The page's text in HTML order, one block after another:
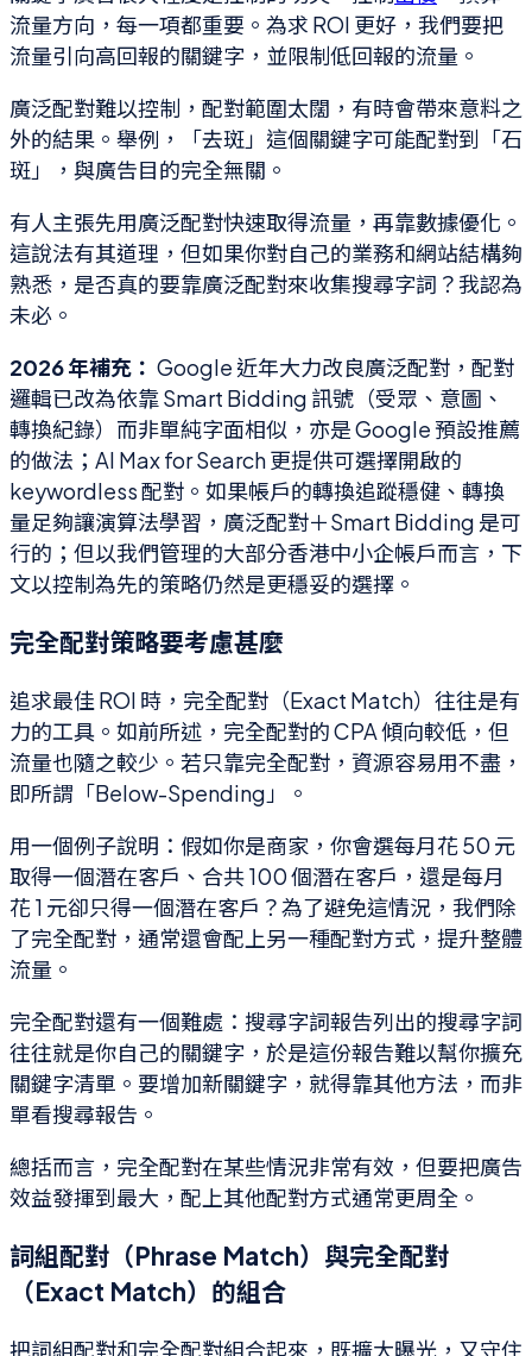
流量方向，每一項都重要。為求 ROI 更好，我們要把
流量引向高回報的關鍵字，並限制低回報的流量。
廣泛配對難以控制，配對範圍太闊，有時會帶來意料之
外的結果。舉例，「去斑」這個關鍵字可能配對到「石
斑」，與廣告目的完全無關。
有人主張先用廣泛配對快速取得流量，再靠數據優化。
這說法有其道理，但如果你對自己的業務和網站結構夠
熟悉，是否真的要靠廣泛配對來收集搜尋字詞？我認為
未必。
2026 年補充： Google 近年大力改良廣泛配對，配對
邏輯已改為依靠 Smart Bidding 訊號（受眾、意圖、
轉換紀錄）而非單純字面相似，亦是 Google 預設推薦
的做法；AI Max for Search 更提供可選擇開啟的
keywordless 配對。如果帳戶的轉換追蹤穩健、轉換
量足夠讓演算法學習，廣泛配對＋Smart Bidding 是可
行的；但以我們管理的大部分香港中小企帳戶而言，下
文以控制為先的策略仍然是更穩妥的選擇。
完全配對策略要考慮甚麼
追求最佳 ROI 時，完全配對（Exact Match）往往是有
力的工具。如前所述，完全配對的 CPA 傾向較低，但
流量也隨之較少。若只靠完全配對，資源容易用不盡，
即所謂「Below-Spending」。
用一個例子說明：假如你是商家，你會選每月花 50 元
取得一個潛在客戶、合共 100 個潛在客戶，還是每月
花 1 元卻只得一個潛在客戶？為了避免這情況，我們除
了完全配對，通常還會配上另一種配對方式，提升整體
流量。
完全配對還有一個難處：搜尋字詞報告列出的搜尋字詞
往往就是你自己的關鍵字，於是這份報告難以幫你擴充
關鍵字清單。要增加新關鍵字，就得靠其他方法，而非
單看搜尋報告。
總括而言，完全配對在某些情況非常有效，但要把廣告
效益發揮到最大，配上其他配對方式通常更周全。
詞組配對（Phrase Match）與完全配對
（Exact Match）的組合
把詞組配對和完全配對組合起來，既擴大曝光，又守住